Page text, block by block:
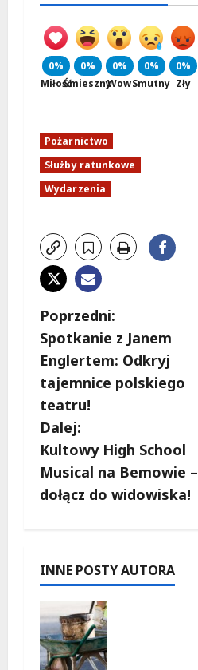
0%
Miłość
0%
Śmieszny
0%
Wow
0%
Smutny
0%
Zły
Pożarnictwo
Służby ratunkowe
Wydarzenia
Z
o
b
a
c
z
i
s
y
Poprzedni:
Spotkanie z Janem
Englertem: Odkryj
tajemnice polskiego
teatru!
Dalej:
Kultowy High School
Musical na Bemowie –
dołącz do widowiska!
INNE POSTY AUTORA